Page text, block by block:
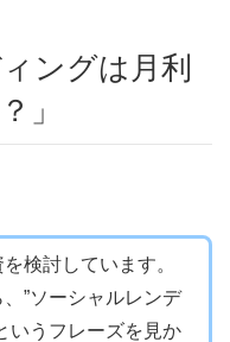
」
検討しています。
”ソーシャルレンデ
いうフレーズを見か